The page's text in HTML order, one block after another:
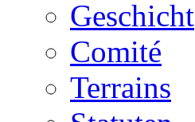
Geschicht
Comité
Terrains